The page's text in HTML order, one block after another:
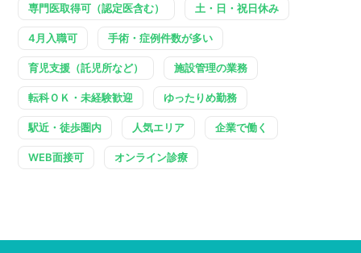
専門医取得可（認定医含む） 土・日・祝日休み
4月入職可 手術・症例件数が多い
育児支援（託児所など） 施設管理の業務
転科ＯＫ・未経験歓迎 ゆったりめ勤務
駅近・徒歩圏内 人気エリア 企業で働く
WEB面接可 オンライン診療